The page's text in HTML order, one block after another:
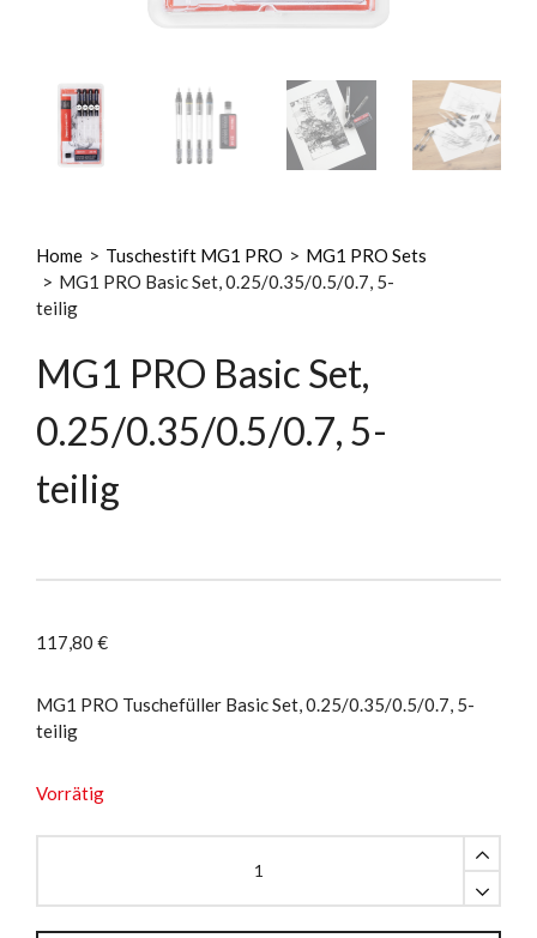
Home > Tuschestift MG1 PRO > MG1 PRO Sets
> MG1 PRO Basic Set, 0.25/0.35/0.5/0.7, 5-
teilig
MG1 PRO Basic Set,
0.25/0.35/0.5/0.7, 5-
teilig
117,80 €
MG1 PRO Tuschefüller Basic Set, 0.25/0.35/0.5/0.7, 5-
teilig
Vorrätig
Basic
Set,